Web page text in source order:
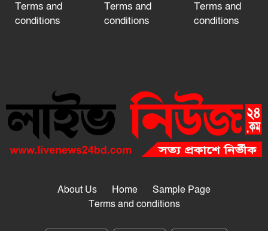
Terms and
conditions
Terms and
conditions
Terms and
conditions
About Us Home
Sample Page
Terms and conditions